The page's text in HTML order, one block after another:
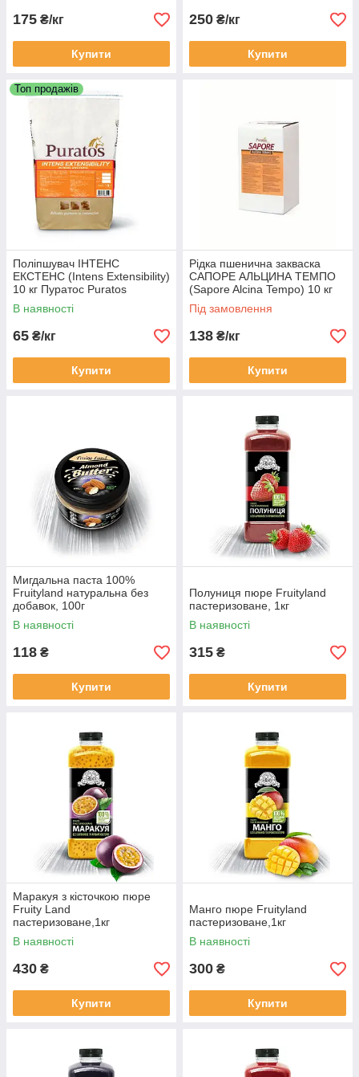
175 ₴/кг
Купити
250 ₴/кг
Купити
Топ продажів
Поліпшувач ІНТЕНС
ЕКСТЕНС (Intens Extensibility)
10 кг Пуратос Puratos
В наявності
65 ₴/кг
Купити
Рідка пшенична закваска
САПОРЕ АЛЬЦИНА ТЕМПО
(Sapore Alcina Tempo) 10 кг
Пуратос Puratos
Під замовлення
138 ₴/кг
Купити
Мигдальна паста 100%
Fruityland натуральна без
добавок, 100г
В наявності
118 ₴
Купити
Полуниця пюре Fruityland
пастеризоване, 1кг
В наявності
315 ₴
Купити
Маракуя з кісточкою пюре
Fruity Land
пастеризоване,1кг
В наявності
430 ₴
Купити
Манго пюре Fruityland
пастеризоване,1кг
В наявності
300 ₴
Купити